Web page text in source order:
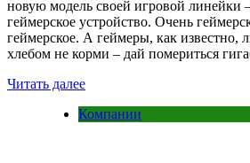
новую модель своей игровой линейки
геймерское устройство. Очень
геймерское. А геймеры, как известно,
хлебом не корми – дай помериться
Читать далее
Компании